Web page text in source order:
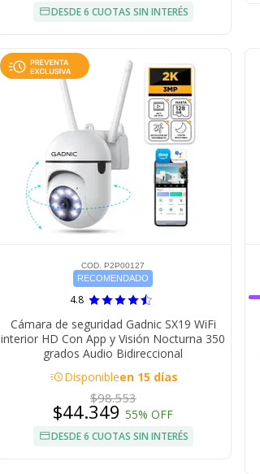
DESDE 6 CUOTAS SIN INTERÉS
COD. P2P00127
RECOMENDADO
4.8
Cámara de seguridad Gadnic SX19 WiFi
interior HD Con App y Visión Nocturna 350
grados Audio Bidireccional
acuteDisponibleen 15 días
$98.553
$44.34955% OFF
DESDE 6 CUOTAS SIN INTERÉS